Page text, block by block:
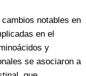
notables en
en el
y
se asociaron a